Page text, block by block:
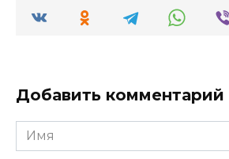
Добавить комментарий
Имя
*